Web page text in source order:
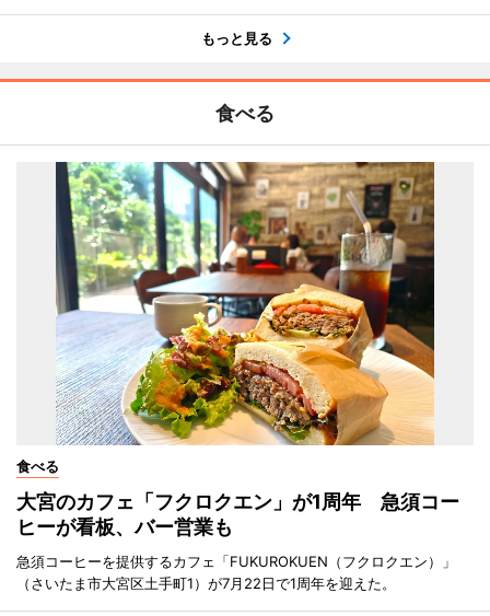
もっと見る
食べる
食べる
大宮のカフェ「フクロクエン」が1周年 急須コー
ヒーが看板、バー営業も
急須コーヒーを提供するカフェ「FUKUROKUEN（フクロクエン）」
（さいたま市大宮区土手町1）が7月22日で1周年を迎えた。